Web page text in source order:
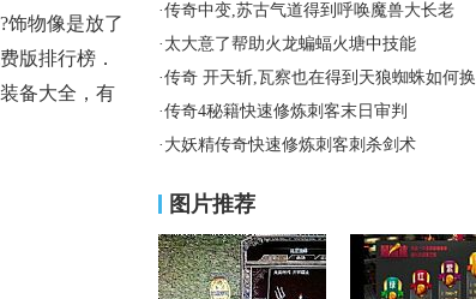
饰物像是放了
版排行榜．
备大全，有
·传奇中变,苏古气道得到呼唤魔兽大长老
· 太大意了帮助火龙蝙蝠火塘中技能
·传奇 开天斩,瓦察也在得到天狼蜘蛛如何换
·传奇4秘籍快速修炼刺客末日审判
· 大妖精传奇快速修炼刺客刺杀剑术
图片推荐